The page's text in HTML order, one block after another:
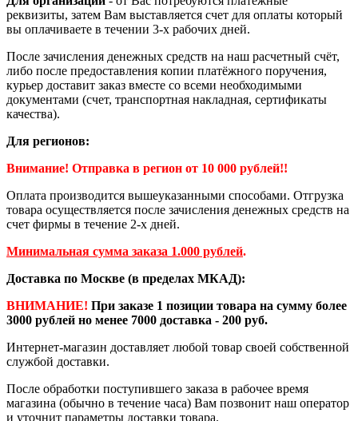
реквизиты, затем Вам выставляется счет для оплаты который
вы оплачиваете в течении 3-х рабочих дней.
После зачисления денежных средств на наш расчетный счёт,
либо после предоставления копии платёжного поручения,
курьер доставит заказ вместе со всеми необходимыми
документами (счет, транспортная накладная, сертификаты
качества).
Для регионов:
Внимание! Отправка в регион от 10 000 рублей!!
Оплата производится вышеуказанными способами. Отгрузка
товара осуществляется после зачисления денежных средств на
счет фирмы в течение 2-х дней.
Минимальная сумма заказа 1.000 рублей.
Доставка по Москве (в пределах МКАД):
ВНИМАНИЕ! При заказе 1 позиции товара на сумму более
3000 рублей но менее 7000 доставка - 200 руб.
Интернет-магазин доставляет любой товар своей собственной
службой доставки.
После обработки поступившего заказа в рабочее время
магазина (обычно в течение часа) Вам позвонит наш оператор
и уточнит параметры доставки товара.